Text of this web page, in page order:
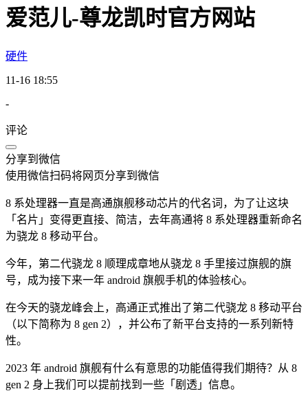
爱范儿-尊龙凯时官方网站
硬件
11-16 18:55
-
评论
分享到微信
使用微信扫码将网页分享到微信
8 系处理器一直是高通旗舰移动芯片的代名词，为了让这块
「名片」变得更直接、简洁，去年高通将 8 系处理器重新命名
为骁龙 8 移动平台。
今年，第二代骁龙 8 顺理成章地从骁龙 8 手里接过旗舰的旗
号，成为接下来一年 android 旗舰手机的体验核心。
在今天的骁龙峰会上，高通正式推出了第二代骁龙 8 移动平台
（以下简称为 8 gen 2），并公布了新平台支持的一系列新特
性。
2023 年 android 旗舰有什么有意思的功能值得我们期待？从 8
gen 2 身上我们可以提前找到一些「剧透」信息。